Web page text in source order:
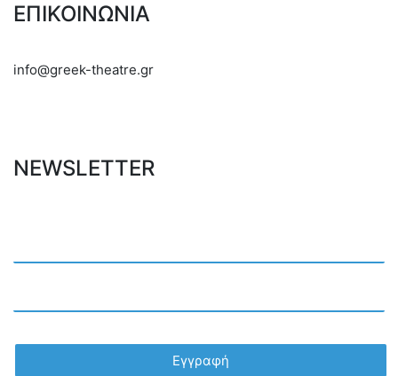
ΕΠΙΚΟΙΝΩΝΙΑ
info@greek-theatre.gr
NEWSLETTER